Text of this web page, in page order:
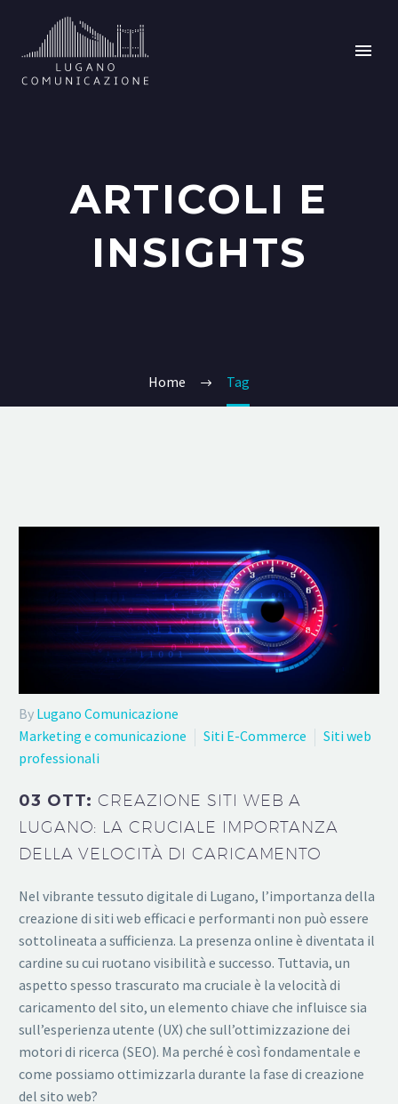
ARTICOLI E
INSIGHTS
Home Tag
By Lugano Comunicazione
Marketing e comunicazione
Siti E-Commerce
Siti web
professionali
03 OTT:CREAZIONE SITI WEB A
LUGANO: LA CRUCIALE IMPORTANZA
DELLA VELOCITÀ DI CARICAMENTO
Nel vibrante tessuto digitale di Lugano, l’importanza della
creazione di siti web efficaci e performanti non può essere
sottolineata a sufficienza. La presenza online è diventata il
cardine su cui ruotano visibilità e successo. Tuttavia, un
aspetto spesso trascurato ma cruciale è la velocità di
caricamento del sito, un elemento chiave che influisce sia
sull’esperienza utente (UX) che sull’ottimizzazione dei
motori di ricerca (SEO). Ma perché è così fondamentale e
come possiamo ottimizzarla durante la fase di creazione
del sito web?